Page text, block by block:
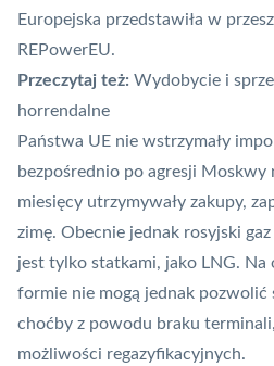
Europejska przedstawiła w
REPowerEU.
Przeczytaj też: Wydobycie i
horrendalne
Państwa UE nie wstrzymały
bezpośrednio po agresji Moskwy
miesięcy utrzymywały zakupy,
zimę. Obecnie jednak rosyjski
jest tylko statkami, jako LNG.
formie nie mogą jednak pozwolić
choćby z powodu braku
możliwości regazyfikacyjnych.